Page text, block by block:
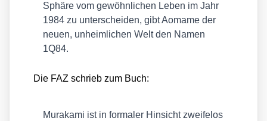
Sphä­re vom gewöhn­li­chen Leben im Jahr
1984 zu unter­schei­den, gibt Aomame der
neu­en, unheim­li­chen Welt den Namen
1Q84.
Die FAZ schrieb zum Buch:
Mura­ka­mi ist in for­ma­ler Hin­sicht zwei­fel­os